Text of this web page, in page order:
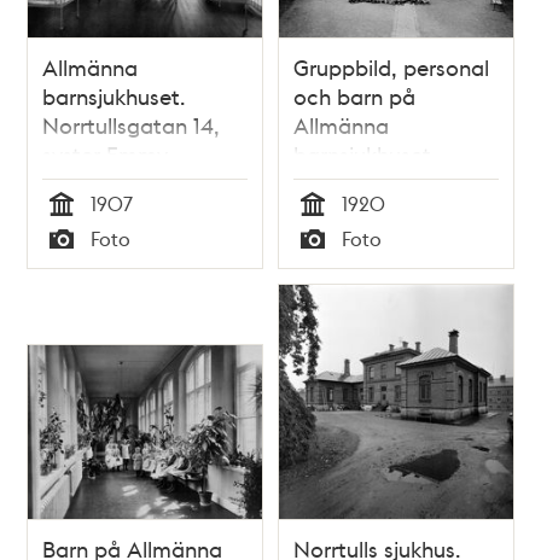
Allmänna
barnsjukhuset.
Norrtullsgatan 14,
syster Emmy
Magnusson
Tid
1907
Typ
Foto
Gruppbild, personal
och barn på
Allmänna
barnsjukhuset,
Norrtullsgatan 14
Tid
1920
Typ
Foto
Barn på Allmänna Norrtulls sjukhus.